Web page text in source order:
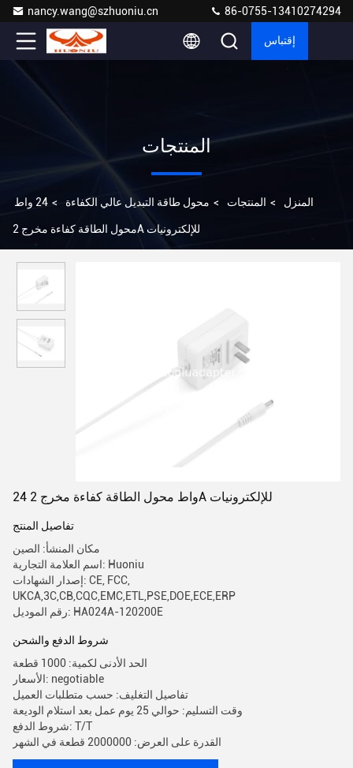
nancy.wang@szhuoniu.cn 86-0755-13410274294
إقتباس
المنتجات
المنزل > المنتجات > محول طاقة التبديل عالي الكفاءة > 24 واط
محول الطاقة كفاءة مخرج 2A للإلكترونيات
24 واط محول الطاقة كفاءة مخرج 2A للإلكترونيات
تفاصيل المنتج
مكان المنشأ: الصين
اسم العلامة التجارية: Huoniu
إصدار الشهادات: CE, FCC,
UKCA,3C,CB,CQC,EMC,ETL,PSE,DOE,ECE,ERP
رقم الموديل: HA024A-120200E
شروط الدفع والشحن
الحد الأدنى لكمية: 1000 قطعة
الأسعار: negotiable
تفاصيل التغليف: حسب متطلبات العميل
وقت التسليم: حوالي 25 يوم عمل بعد استلام الوديعة
شروط الدفع: T/T
القدرة على العرض: 2000000 قطعة في الشهر